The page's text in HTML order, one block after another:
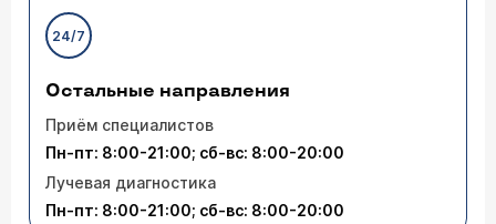
24/7
Остальные направления
Приём специалистов
Пн-пт: 8:00-21:00; сб-вс: 8:00-20:00
Лучевая диагностика
Пн-пт: 8:00-21:00; сб-вс: 8:00-20:00